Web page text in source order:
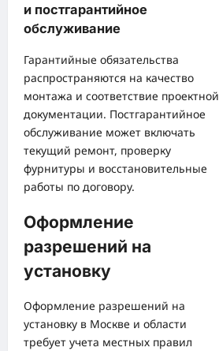
и постгарантийное
обслуживание
Гарантийные обязательства
распространяются на качество
монтажа и соответствие проектной
документации. Постгарантийное
обслуживание может включать
текущий ремонт, проверку
фурнитуры и восстановительные
работы по договору.
Оформление
разрешений на
установку
Оформление разрешений на
установку в Москве и области
требует учета местных правил